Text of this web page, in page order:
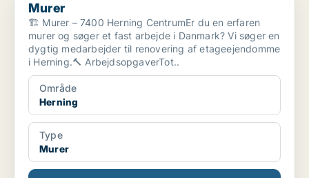
Murer
🏗️ Murer – 7400 Herning CentrumEr du en erfaren
murer og søger et fast arbejde i Danmark? Vi søger en
dygtig medarbejder til renovering af etageejendomme
i Herning.🔨 ArbejdsopgaverTot..
Område
Herning
Type
Murer